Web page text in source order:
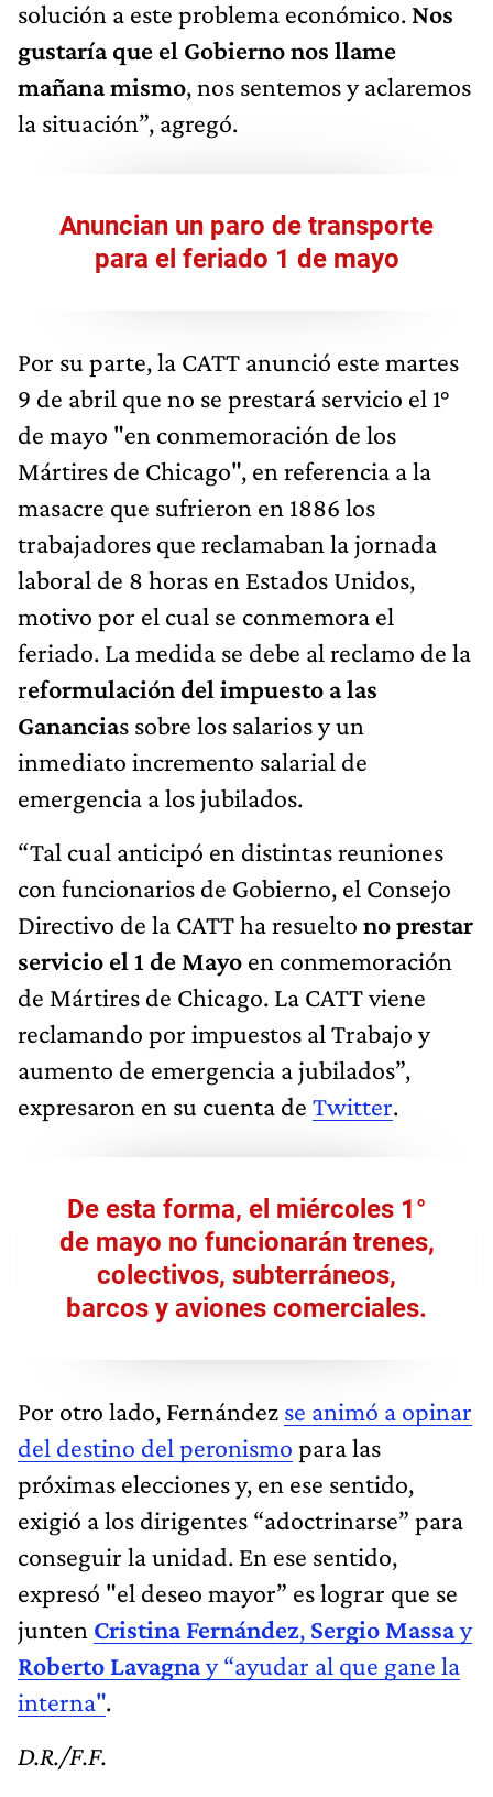
solución a este problema económico. Nos
gustaría que el Gobierno nos llame
mañana mismo, nos sentemos y aclaremos
la situación”, agregó.
Anuncian un paro de transporte
para el feriado 1 de mayo
Por su parte, la CATT anunció este martes
9 de abril que no se prestará servicio el 1°
de mayo "en conmemoración de los
Mártires de Chicago", en referencia a la
masacre que sufrieron en 1886 los
trabajadores que reclamaban la jornada
laboral de 8 horas en Estados Unidos,
motivo por el cual se conmemora el
feriado. La medida se debe al reclamo de la
reformulación del impuesto a las
Ganancias sobre los salarios y un
inmediato incremento salarial de
emergencia a los jubilados.
“Tal cual anticipó en distintas reuniones
con funcionarios de Gobierno, el Consejo
Directivo de la CATT ha resuelto no prestar
servicio el 1 de Mayo en conmemoración
de Mártires de Chicago. La CATT viene
reclamando por impuestos al Trabajo y
aumento de emergencia a jubilados”,
expresaron en su cuenta de Twitter.
De esta forma, el miércoles 1°
de mayo no funcionarán trenes,
colectivos, subterráneos,
barcos y aviones comerciales.
Por otro lado, Fernández se animó a opinar
del destino del peronismo para las
próximas elecciones y, en ese sentido,
exigió a los dirigentes “adoctrinarse” para
conseguir la unidad. En ese sentido,
expresó "el deseo mayor” es lograr que se
junten Cristina Fernández, Sergio Massay
Roberto Lavagnay “ayudar al que gane la
interna".
D.R./F.F.